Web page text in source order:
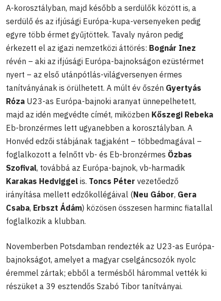
A-korosztályban, majd később a serdülők között is, a
serdülő és az ifjúsági Európa-kupa-versenyeken pedig
egyre több érmet gyűjtöttek. Tavaly nyáron pedig
érkezett el az igazi nemzetközi áttörés: Bognár Inez
révén – aki az ifjúsági Európa-bajnokságon ezüstérmet
nyert – az első utánpótlás-világversenyen érmes
tanítványának is örülhetett. A múlt év őszén Gyertyás
Róza U23-as Európa-bajnoki aranyat ünnepelhetett,
majd az idén megvédte címét, miközben Kőszegi Rebeka
Eb-bronzérmes lett ugyanebben a korosztályban. A
Honvéd edzői stábjának tagjaként – többedmagával –
foglalkozott a felnőtt vb- és Eb-bronzérmes Özbas
Szofival, továbbá az Európa-bajnok, vb-harmadik
Karakas Hedviggel is. Toncs Péter vezetőedző
irányítása mellett edzőkollégáival (Neu Gábor, Gera
Csaba, Erbszt Ádám) közösen összesen harminc fiatallal
foglalkozik a klubban.
Novemberben Potsdamban rendezték az U23-as Európa-
bajnokságot, amelyet a magyar cselgáncsozók nyolc
éremmel zártak; ebből a termésből hárommal vették ki
részüket a 39 esztendős Szabó Tibor tanítványai.